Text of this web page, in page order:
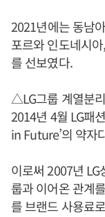
2021년에는 동남
포르와 인도네시
를 선보였다.
△LG그룹 계열분
2014년 4월 LG패
in Future’의 약자
이로써 2007년
룹과 이어온 관계
를 브랜드 사용료